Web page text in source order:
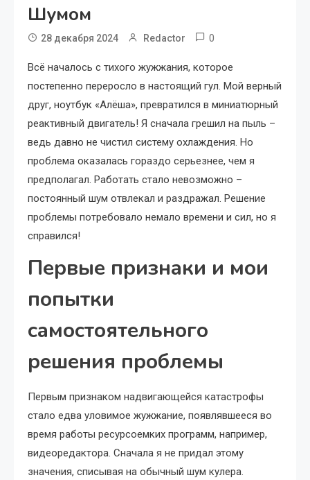
Шумом
28 декабря 2024 Redactor 0
Всё началось с тихого жужжания, которое
постепенно переросло в настоящий гул. Мой верный
друг, ноутбук «Алёша», превратился в миниатюрный
реактивный двигатель! Я сначала грешил на пыль –
ведь давно не чистил систему охлаждения. Но
проблема оказалась гораздо серьезнее, чем я
предполагал. Работать стало невозможно –
постоянный шум отвлекал и раздражал. Решение
проблемы потребовало немало времени и сил, но я
справился!
Первые признаки и мои
попытки
самостоятельного
решения проблемы
Первым признаком надвигающейся катастрофы
стало едва уловимое жужжание, появлявшееся во
время работы ресурсоемких программ, например,
видеоредактора. Сначала я не придал этому
значения, списывая на обычный шум кулера.